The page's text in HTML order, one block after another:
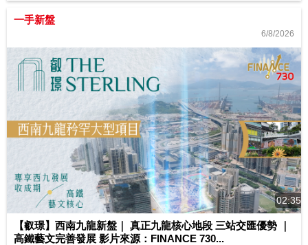
一手新盤
6/8/2026
02:35
【叡璟】西南九龍新盤｜ 真正九龍核心地段 三站交匯優勢 ｜
高鐵藝文完善發展 影片來源：FINANCE 730...